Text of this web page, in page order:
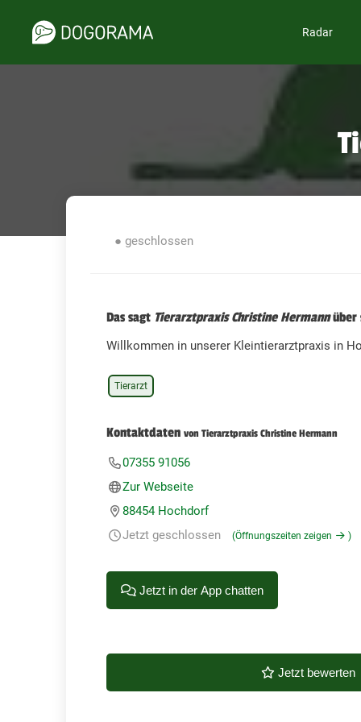
Radar
● geschlossen
Das sagt Tierarztpraxis Christine Hermannüber
Willkommen in unserer Kleintierarztpraxis in
Tierarzt
Kontaktdaten von Tierarztpraxis Christine Hermann
07355 91056
Zur Webseite
88454 Hochdorf
Jetzt geschlossen
(Öffnungszeiten zeigen )
Jetzt in der App chatten
Jetzt bewerten